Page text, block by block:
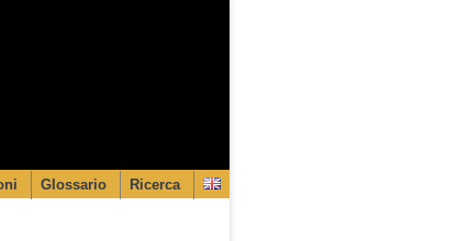
Glossario Ricerca